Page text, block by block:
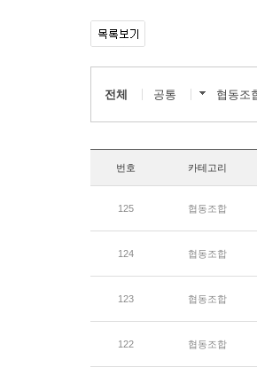
전체 공통 협동조
번호 카테고리
125 협동조합
124 협동조합
123 협동조합
122 협동조합